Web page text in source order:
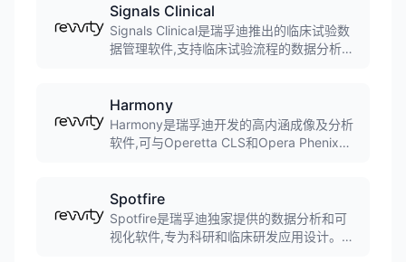
供数据管理和协作功能,广泛应用于药物研发
和化学研究领域。
Signals Clinical
Signals Clinical是瑞孚迪推出的临床试验数
据管理软件,支持临床试验流程的数据分析和
标、监控数据质量,加速临床洞察的交付。
Harmony
Harmony是瑞孚迪开发的高内涵成像及分析
软件,可与Operetta CLS和Opera Phenix
法,支持2D和3D图像分析,广泛应用于细胞生
物学和药物筛选领域。
Spotfire
Spotfire是瑞孚迪独家提供的数据分析和可
视化软件,专为科研和临床研发应用设计。软